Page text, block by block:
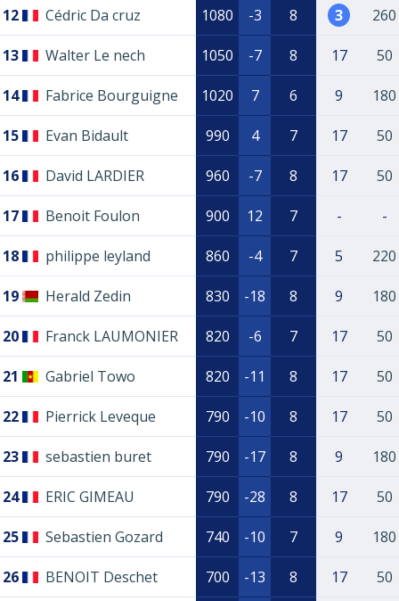
12 Cédric Da cruz 1080 -3 8 3 260
13 Walter Le nech 1050 -7 8 17 50
14 Fabrice Bourguigne 1020 7 6 9 180
15 Evan Bidault 990 4 7 17 50
16 David LARDIER 960 -7 8 17 50
17 Benoit Foulon 900 12 7 - -
18 philippe leyland 860 -4 7 5 220
19 Herald Zedin 830 -18 8 9 180
20 Franck LAUMONIER 820 -6 7 17 50
21 Gabriel Towo 820 -11 8 17 50
22 Pierrick Leveque 790 -10 8 17 50
23 sebastien buret 790 -17 8 9 180
24 ERIC GIMEAU 790 -28 8 17 50
25 Sebastien Gozard 740 -10 7 9 180
26 BENOIT Deschet 700 -13 8 17 50